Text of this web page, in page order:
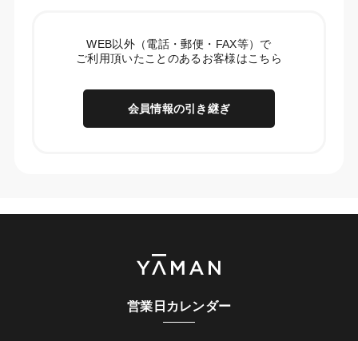
WEB以外（電話・郵便・FAX等）で
ご利用頂いたことのあるお客様はこちら
会員情報の引き継ぎ
営業日カレンダー